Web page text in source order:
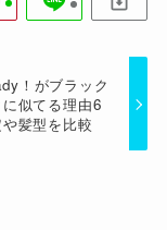
！がブラック
似てる理由6
髪型を比較